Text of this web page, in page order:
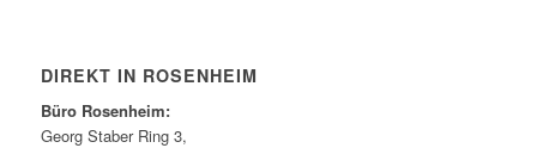
DIREKT IN ROSENHEIM
Büro Rosenheim:
Georg Staber Ring 3,